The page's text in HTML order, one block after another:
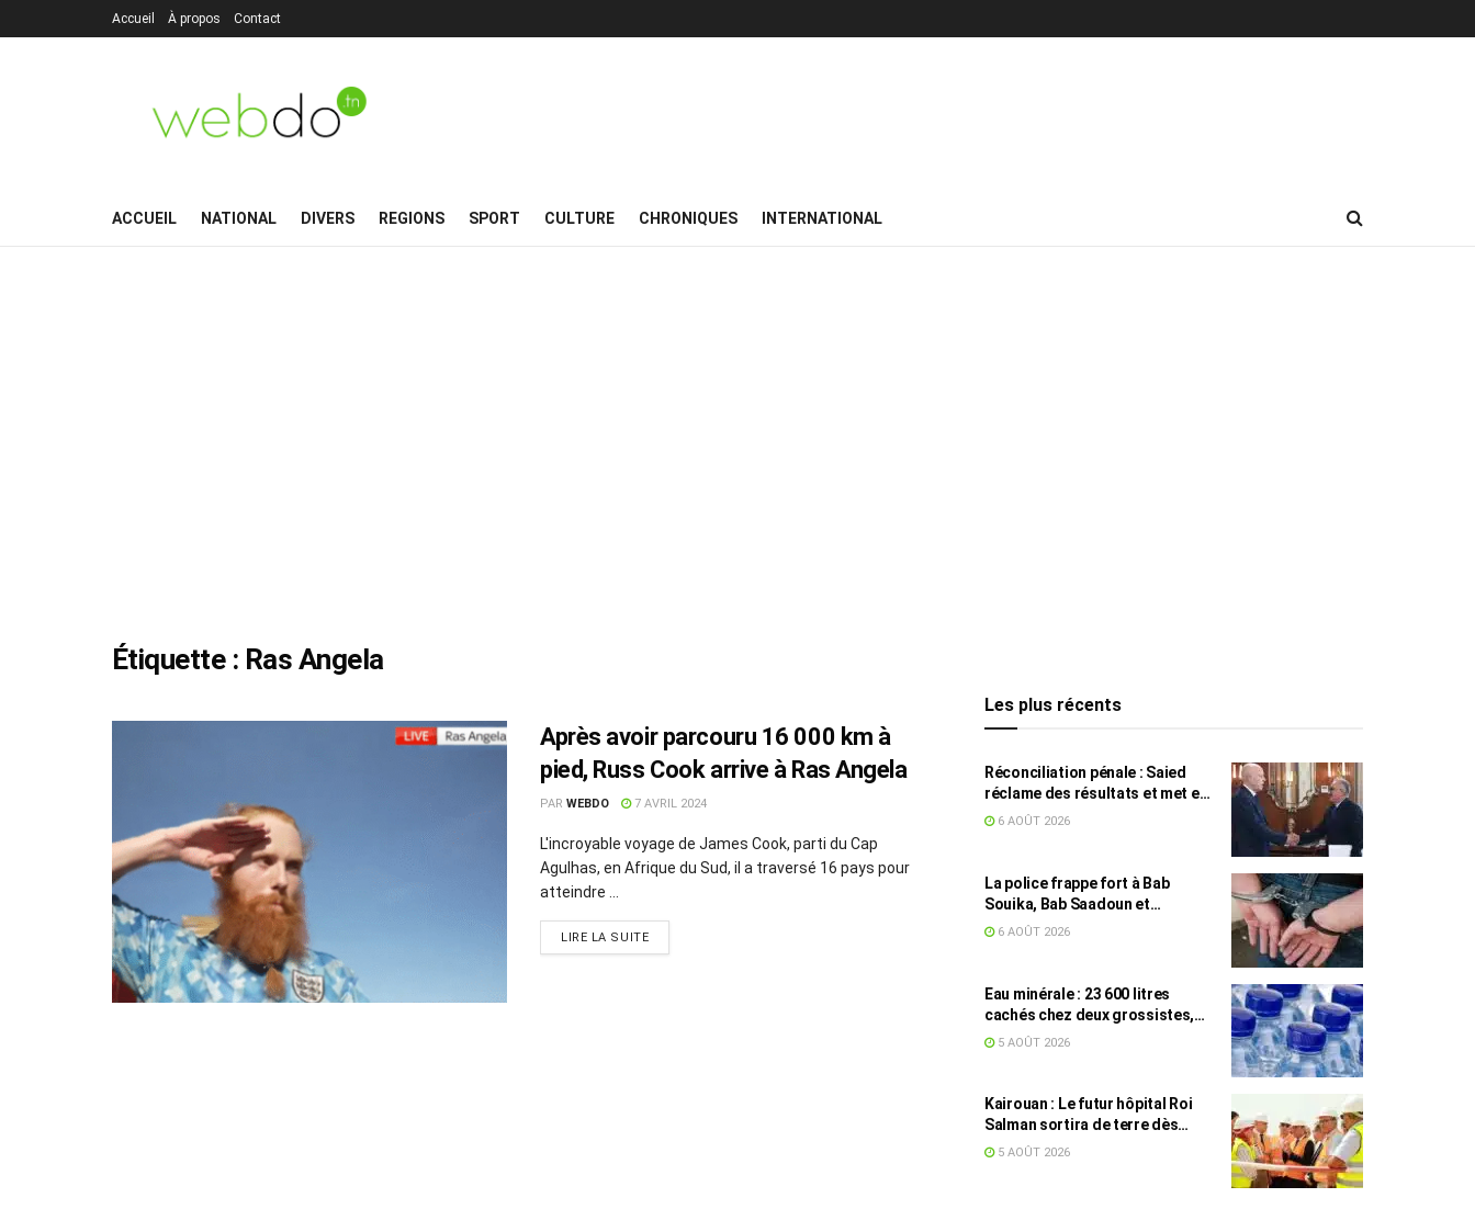
Accueil À propos Contact
ACCUEIL NATIONAL DIVERS REGIONS SPORT CULTURE CHRONIQUES INTERNATIONAL
Étiquette : Ras Angela
Après avoir parcouru 16 000 km à
pied, Russ Cook arrive à Ras Angela
PAR WEBDO 7 AVRIL 2024
L'incroyable voyage de James Cook, parti du Cap
Agulhas, en Afrique du Sud, il a traversé 16 pays pour
atteindre ...
LIRE LA SUITE
Les plus récents
Réconciliation pénale : Saied
réclame des résultats et met en
garde contre les retards
6 AOÛT 2026
La police frappe fort à Bab
Souika, Bab Saadoun et
Halfaouine : 15 individus
6 AOÛT 2026
Eau minérale : 23 600 litres
cachés chez deux grossistes,
les tensions persistent
5 AOÛT 2026
Kairouan : Le futur hôpital Roi
Salman sortira de terre dès
septembre
5 AOÛT 2026